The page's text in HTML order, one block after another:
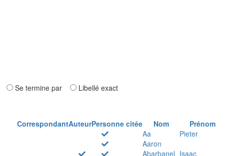
Se termine par Libellé exact
CorrespondantAuteurPersonne citée Nom
Prénom
Aa
Pieter
Aaron
Abarbanel Isaac